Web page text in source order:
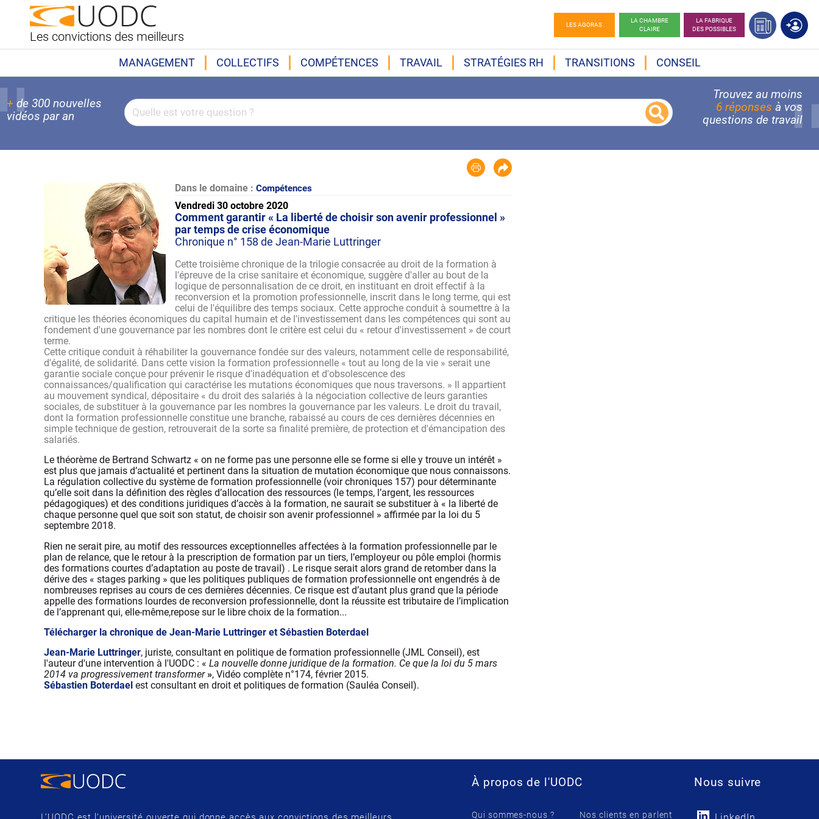
Les convictions des meilleurs
LES AGORAS
LA CHAMBRE
CLAIRE
LA FABRIQUE
DES POSSIBLES
MANAGEMENT COLLECTIFS COMPÉTENCES TRAVAIL STRATÉGIES RH TRANSITIONS CONSEIL
+ de 300 nouvelles
vidéos par an
Trouvez au moins
6 réponses à vos
questions de travail
Dans le domaine : Compétences
Vendredi 30 octobre 2020
Comment garantir « La liberté de choisir son avenir professionnel »
par temps de crise économique
Chronique n° 158 de Jean-Marie Luttringer
Cette troisième chronique de la trilogie consacrée au droit de la formation à
l'épreuve de la crise sanitaire et économique, suggère d'aller au bout de la
logique de personnalisation de ce droit, en instituant en droit effectif à la
reconversion et la promotion professionnelle, inscrit dans le long terme, qui est
celui de l'équilibre des temps sociaux. Cette approche conduit à soumettre à la
critique les théories économiques du capital humain et de l'investissement dans les compétences qui sont au
fondement d'une gouvernance par les nombres dont le critère est celui du « retour d'investissement » de court
terme.
Cette critique conduit à réhabiliter la gouvernance fondée sur des valeurs, notamment celle de responsabilité,
d'égalité, de solidarité. Dans cette vision la formation professionnelle « tout au long de la vie » serait une
garantie sociale conçue pour prévenir le risque d'inadéquation et d'obsolescence des
connaissances/qualification qui caractérise les mutations économiques que nous traversons. » Il appartient
au mouvement syndical, dépositaire « du droit des salariés à la négociation collective de leurs garanties
sociales, de substituer à la gouvernance par les nombres la gouvernance par les valeurs. Le droit du travail,
dont la formation professionnelle constitue une branche, rabaissé au cours de ces dernières décennies en
simple technique de gestion, retrouverait de la sorte sa finalité première, de protection et d'émancipation des
salariés.
Le théorème de Bertrand Schwartz « on ne forme pas une personne elle se forme si elle y trouve un intérêt »
est plus que jamais d’actualité et pertinent dans la situation de mutation économique que nous connaissons.
La régulation collective du système de formation professionnelle (voir chroniques 157) pour déterminante
qu’elle soit dans la définition des règles d’allocation des ressources (le temps, l’argent, les ressources
pédagogiques) et des conditions juridiques d’accès à la formation, ne saurait se substituer à « la liberté de
chaque personne quel que soit son statut, de choisir son avenir professionnel » affirmée par la loi du 5
septembre 2018.
Rien ne serait pire, au motif des ressources exceptionnelles affectées à la formation professionnelle par le
plan de relance, que le retour à la prescription de formation par un tiers, l’employeur ou pôle emploi (hormis
des formations courtes d’adaptation au poste de travail) . Le risque serait alors grand de retomber dans la
dérive des « stages parking » que les politiques publiques de formation professionnelle ont engendrés à de
nombreuses reprises au cours de ces dernières décennies. Ce risque est d’autant plus grand que la période
appelle des formations lourdes de reconversion professionnelle, dont la réussite est tributaire de l’implication
de l’apprenant qui, elle-même,repose sur le libre choix de la formation...
Télécharger la chronique de Jean-Marie Luttringer et Sébastien Boterdael
Jean-Marie Luttringer, juriste, consultant en politique de formation professionnelle (JML Conseil), est
l'auteur d'une intervention à l'UODC : « La nouvelle donne juridique de la formation. Ce que la loi du 5 mars
2014 va progressivement transformer», Vidéo complète n°174, février 2015.
Sébastien Boterdael est consultant en droit et politiques de formation (Sauléa Conseil).
À propos de l'UODC
Qui sommes-nous ? Nos clients en parlent
Nous suivre